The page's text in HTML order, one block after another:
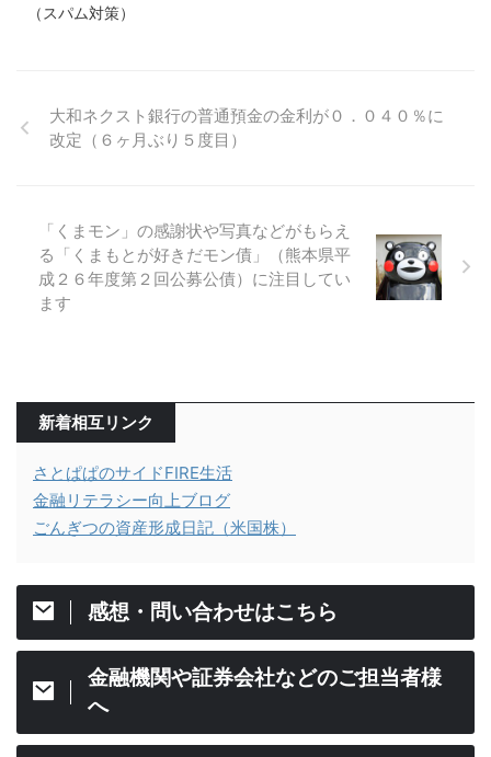
（スパム対策）
大和ネクスト銀行の普通預金の金利が０．０４０％に
改定（６ヶ月ぶり５度目）
「くまモン」の感謝状や写真などがもらえ
る「くまもとが好きだモン債」（熊本県平
成２６年度第２回公募公債）に注目してい
ます
新着相互リンク
さとぱぱのサイドFIRE生活
金融リテラシー向上ブログ
ごんぎつの資産形成日記（米国株）
感想・問い合わせはこちら
金融機関や証券会社などのご担当者様
へ